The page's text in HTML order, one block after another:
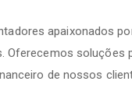
apaixonados
Oferecemos soluções
de nossos